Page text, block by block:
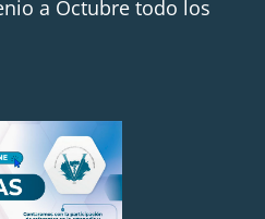
a Octubre todo los